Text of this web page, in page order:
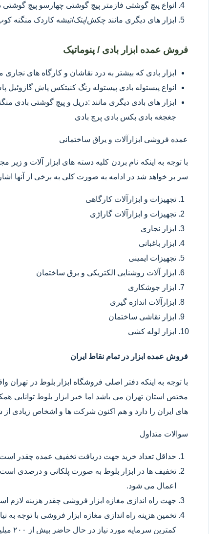
انواع پیچ گوشتی فازمتر پیچ گوشتی چهارسو پیچ
ابزار های دیگری مانند چکش/پتک/تیشه کاردک منگنه
فروش عمده ابزار بادی / پنوماتیک
ابزار بادی که بیشتر به درد نقاشان و کارگاه های نجاری
انواع پیستوله بادی پیستوله رنگ کنیتکس پاش گازوئیل
ابزار های بادی دیگری مانند :دریل و پیچ گوشتی بادی
جغجغه بادی بکس بادی پرچ بادی
عمده فروشی ابزارآلات و یراق ساختمانی
با توجه به اینکه نام بردن کلیه دسته های ابزار آلات و
سر بر خواهد شد در ادامه به صورت کلی به برخی از آنها
تجهیزات و ابزارآلات کارگاهی
تجهیزات و ابزارآلات گاراژی
ابزار نجاری
ابزار باغبانی
تجهیزات ایمینی
ابزار آلات روشنایی الکتریکی و برق ساختمان
ابزار جوشکاری
ابزارآلات اندازه گیری
ابزار نقاشی ساختمان
ابزار لوله کشی
فروش عمده ابزار در تمام نقاط ایران
با توجه به اینکه دفتر اصلی فروشگاه ابزار بلوط در
مختص استان تهران می باشد اما خیر ابزار بلوط
های ایران را دارد و هم اکنون شرکت ها و اشخاص زیادی از
سوالات متداول
حداقل تعداد خرید جهت دریافت تخفیف عمده چقدر
تخفیف ها در ابزار بلوط به صورت پلکانی و درصدی است
اعمال می شود.
جهت راه اندازی مغازه ابزار فروشی چقدر هزینه لازم
تخمین هزینه راه اندازی مغازه ابزار فروشی با توجه
کمترین سرمایه مورد نیاز در حال حاضر بیش از ۲۰۰ میلیون تومان می باشد.